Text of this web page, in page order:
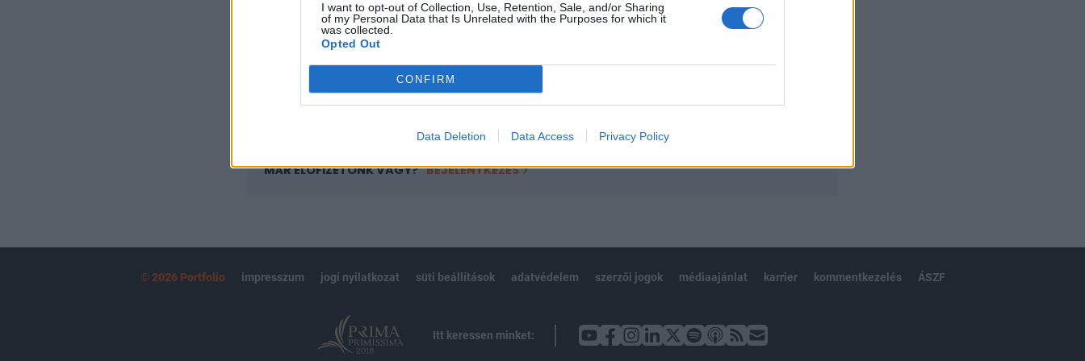
I want to opt-out of Collection, Use, Retention, Sale, and/or Sharing
of my Personal Data that Is Unrelated with the Purposes for which it
was collected.
Opted Out
CONFIRM
Data Deletion Data Access Privacy Policy
Az előfizetés a következőket tartalmazza:
Portfolio.hu teljes cikkarchívum
Kötéslisták: BÉT elmúlt 2 év napon belüli
kötéslistái
MÁR ELŐFIZETŐNK VAGY? BEJELENTKEZÉS
© 2026 Portfolio impresszum jogi nyilatkozat süti beállítások adatvédelem szerzői jogok médiaajánlat karrier kommentkezelés ÁSZF
Itt keressen minket: